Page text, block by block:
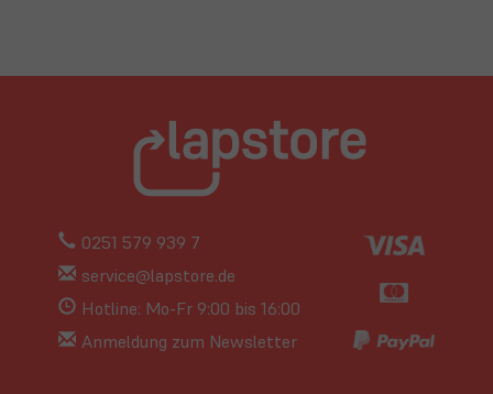
0251 579 939 7
service@lapstore.de
Hotline: Mo-Fr 9:00 bis 16:00
Anmeldung zum Newsletter